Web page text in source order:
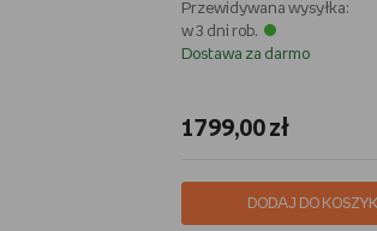
Przewidywana wysyłka:
w 3 dni rob.
Dostawa za darmo
1799,00 zł
DODAJ DO